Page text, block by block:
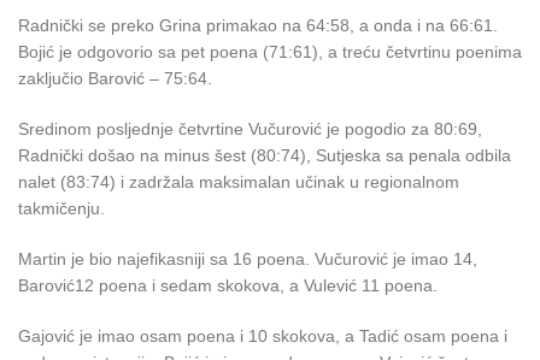
Radnički se preko Grina primakao na 64:58, a onda i na 66:61.
Bojić je odgovorio sa pet poena (71:61), a treću četvrtinu poenima
zaključio Barović – 75:64.
Sredinom posljednje četvrtine Vučurović je pogodio za 80:69,
Radnički došao na minus šest (80:74), Sutjeska sa penala odbila
nalet (83:74) i zadržala maksimalan učinak u regionalnom
takmičenju.
Martin je bio najefikasniji sa 16 poena. Vučurović je imao 14,
Barović12 poena i sedam skokova, a Vulević 11 poena.
Gajović je imao osam poena i 10 skokova, a Tadić osam poena i